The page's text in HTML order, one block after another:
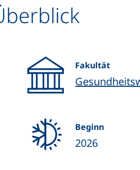
Fakultät
Beginn
2026